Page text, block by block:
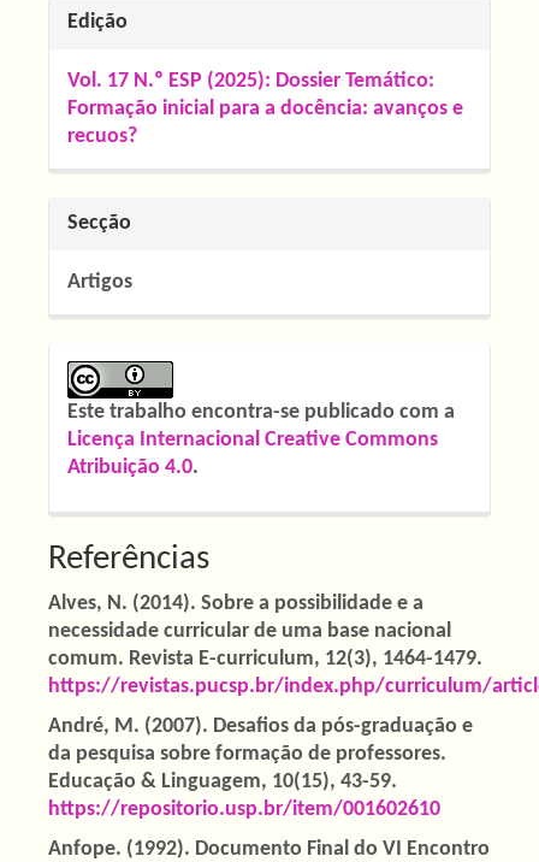
Edição
Vol. 17 N.º ESP (2025): Dossier Temático:
Formação inicial para a docência: avanços e
recuos?
Secção
Artigos
Este trabalho encontra-se publicado com a
Licença Internacional Creative Commons
Atribuição 4.0.
Referências
Alves, N. (2014). Sobre a possibilidade e a
necessidade curricular de uma base nacional
comum. Revista E-curriculum, 12(3), 1464-1479.
https://revistas.pucsp.br/index.php/curriculum/
André, M. (2007). Desafios da pós-graduação e
da pesquisa sobre formação de professores.
Educação & Linguagem, 10(15), 43-59.
https://repositorio.usp.br/item/001602610
Anfope. (1992). Documento Final do VI Encontro